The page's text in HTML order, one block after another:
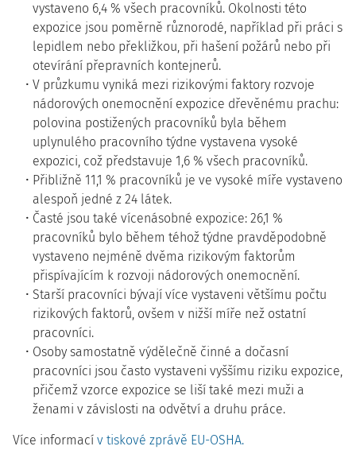
vystaveno 6,4 % všech pracovníků. Okolnosti této
expozice jsou poměrně různorodé, například při práci s
lepidlem nebo překližkou, při hašení požárů nebo při
otevírání přepravních kontejnerů.
V průzkumu vyniká mezi rizikovými faktory rozvoje
nádorových onemocnění expozice dřevěnému prachu:
polovina postižených pracovníků byla během
uplynulého pracovního týdne vystavena vysoké
expozici, což představuje 1,6 % všech pracovníků.
Přibližně 11,1 % pracovníků je ve vysoké míře vystaveno
alespoň jedné z 24 látek.
Časté jsou také vícenásobné expozice: 26,1 %
pracovníků bylo během téhož týdne pravděpodobně
vystaveno nejméně dvěma rizikovým faktorům
přispívajícím k rozvoji nádorových onemocnění.
Starší pracovníci bývají více vystaveni většímu počtu
rizikových faktorů, ovšem v nižší míře než ostatní
pracovníci.
Osoby samostatně výdělečně činné a dočasní
pracovníci jsou často vystaveni vyššímu riziku expozice,
přičemž vzorce expozice se liší také mezi muži a
ženami v závislosti na odvětví a druhu práce.
Více informací v tiskové zprávě EU-OSHA.